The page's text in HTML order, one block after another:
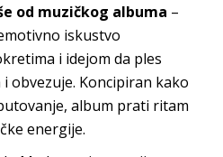
od muzičkog albuma –
iskustvo
i idejom da ples
obvezuje. Koncipiran kako
album prati ritam
energije.